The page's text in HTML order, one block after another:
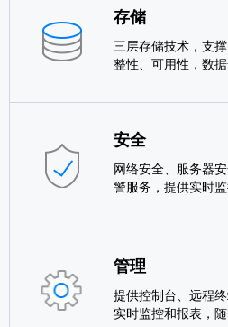
存储
三层存储技术，支
整性、可用性，数据
安全
网络安全、服务器
警服务，提供实时
管理
提供控制台、远程
实时监控和报表，